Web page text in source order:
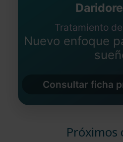
Tratamiento
Nuevo enfoque
Consultar ficha
Próximos